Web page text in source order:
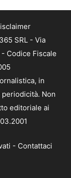
SRL - Via
- Codice Fiscale
in
Non
editoriale ai
- Contattaci